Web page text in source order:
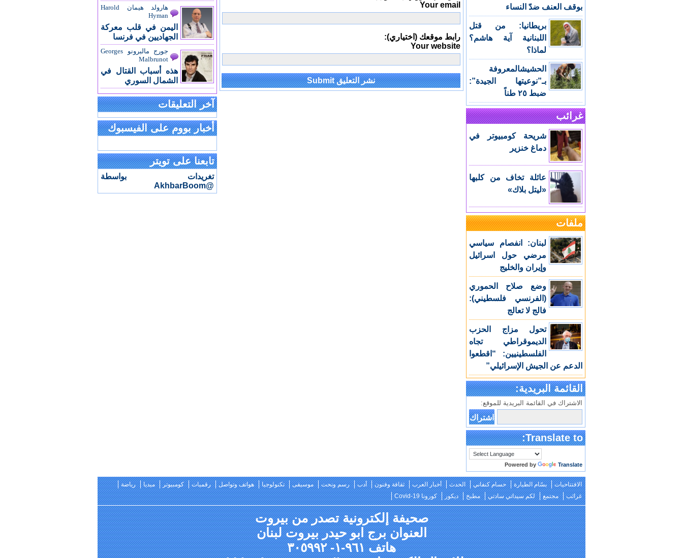
بوقف العنف ضدّ النساء
بريطانيا: من قتل
اللبنانية آية هاشم؟
لماذا؟
الحشيشالمعروفة
بـ”نوعيتها الجيدة”:
ضبط ٢٥ طناً
غرائب
شريحة كومبيوتر في
دماغ خنزير
عائلة تخاف من كلبها
«ليتل بلاك»
ملفات
لبنان: انفصام سياسي
مرضي حول اسرائيل
وإيران والخليج
وضع صلاح الحموري
(الفرنسي فلسطيني):
فالج لا تعالج
تحول مزاج الحزب
الديموقراطي تجاه
الفلسطينيين: “اقطعوا
الدعم عن الجيش الإسرائيلي”
القائمة البريدية:
الاشتراك في القائمة البريدية للموقع:
Translate to:
Powered by Translate
Your email
رابط موقعك (اختياري):
Your website
Alternative:
هارولد هيمان Harold
Hyman
اليمن في قلب معركة
الجهاديين في فرنسا
جورج مالبرونو Georges
Malbrunot
هذه أسباب القتال في
الشمال السوري
آخر التعليقات
أخبار بووم على الفيسبوك
تابعنا على تويتر
تغريدات بواسطة
@AkhbarBoom
الافتتاحيات بسّام الطيارة حسام كنفاني الحدث أخبار العرب ثقافة وفنون أدب رسم ونحت موسيقى تكنولوجيا هواتف وتواصل رقميات كومبيوتر ميديا
رياضة
غرائب
مجتمع لكم سيداتي سادتي مطبخ ديكور كورونا Covid-19
صحيفة إلكترونية تصدر من بيروت
العنوان برج ابو حيدر بيروت لبنان
هاتف ٩٦١-١- ٣٠٥٩٩٢